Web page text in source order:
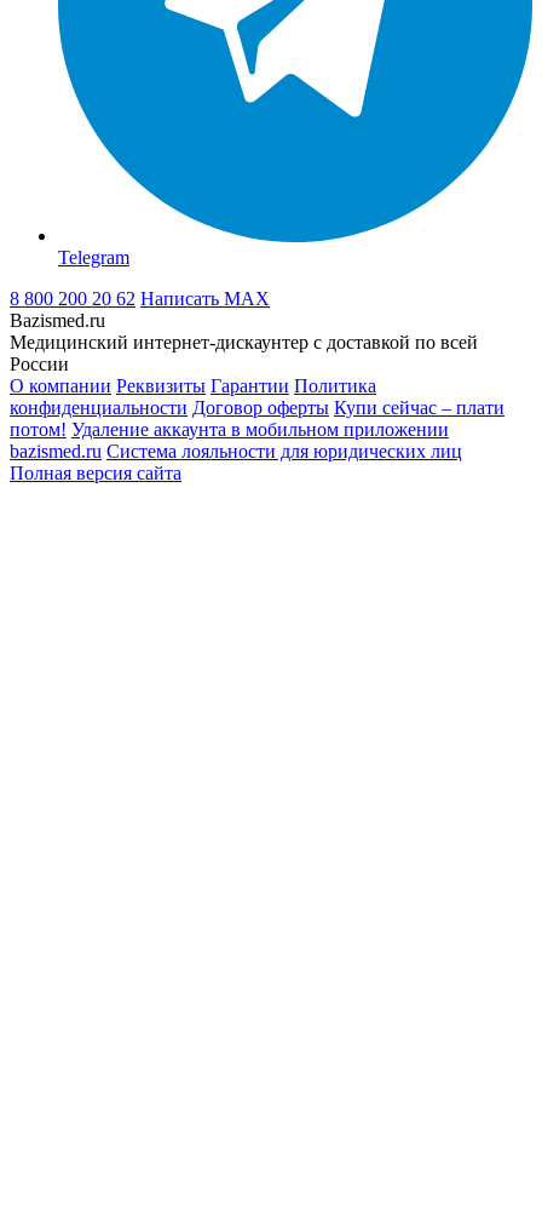
Telegram
8 800 200 20 62 Написать MAX
Bazismed.ru
Медицинский интернет-дискаунтер с доставкой по всей
России
О компании Реквизиты Гарантии Политика
конфиденциальности Договор оферты Купи сейчас – плати
потом! Удаление аккаунта в мобильном приложении
bazismed.ru Система лояльности для юридических лиц
Полная версия сайта